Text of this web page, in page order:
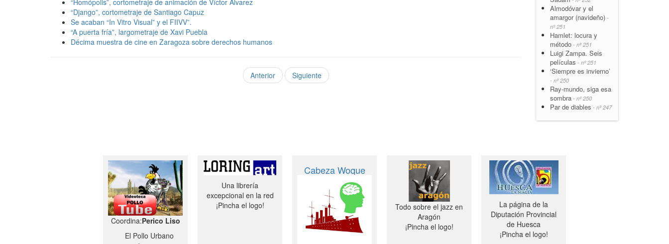
“Homópolis”, cortometraje de animación de Víctor Álvarez
“Django”, cortometraje de Santiago Capuz
Se acaban “In Vitro Visual” y el FIIVV”.
“A puerta fría”, largometraje de Xavi Puebla
Décima muestra de cine en Zaragoza sobre derechos humanos
Anterior Siguiente
Almodóvar y el
amargor (navideño) -
nº 251
Hamlet: locura y
método - nº 251
Luigi Zampa. Seis
películas - nº 251
‘Siempre es invierno’
- nº 250
Ray-mundo, siga esa
sombra - nº 250
Par de diables - nº 247
Coordina:Perico Liso
El Pollo Urbano
Una librería
excepcional en la red
¡Pincha el logo!
Cabeza Woque
Todo sobre el jazz en
Aragón
¡Pincha el logo!
La página de la
Diputación Provincial
de Huesca
¡Pincha el logo!